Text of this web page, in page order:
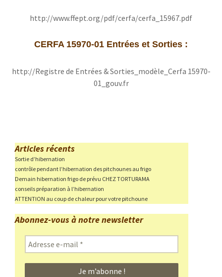
http://www.ffept.org/pdf/cerfa/cerfa_15967.pdf
CERFA 15970-01 Entrées et Sorties :
http://Registre de Entrées & Sorties_modèle_Cerfa 15970-
01_gouv.fr
Articles récents
Sortie d’hibernation
contrôle pendant l’hibernation des pitchounes au frigo
Demain hibernation frigo de prévu CHEZ TORTURAMA
conseils préparation à l’hibernation
ATTENTION au coup de chaleur pour votre pitchoune
Abonnez-vous à notre newsletter
Adresse
e-
mail